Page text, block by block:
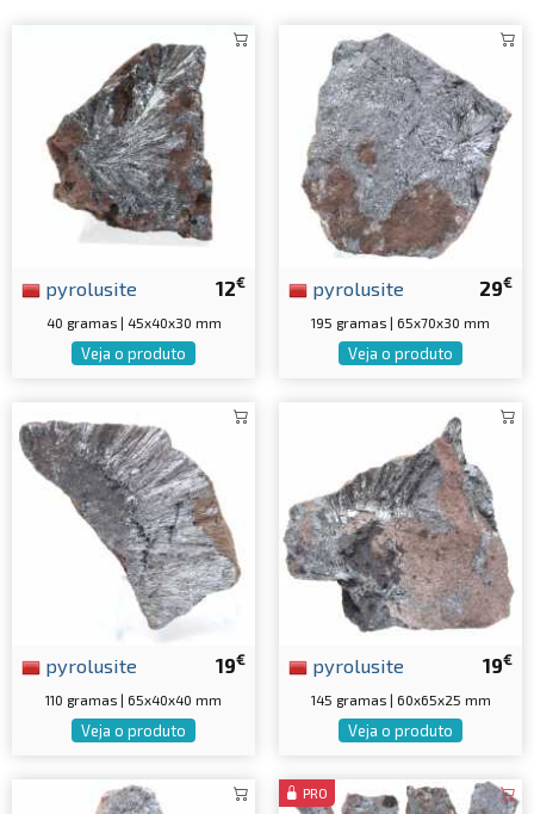
12€
pyrolusite
40 gramas | 45x40x30 mm
Veja o produto
29€
pyrolusite
195 gramas | 65x70x30 mm
Veja o produto
19€
pyrolusite
110 gramas | 65x40x40 mm
Veja o produto
19€
pyrolusite
145 gramas | 60x65x25 mm
Veja o produto
PRO